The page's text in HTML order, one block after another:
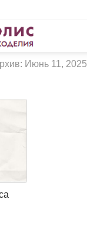
Июнь 11, 2025